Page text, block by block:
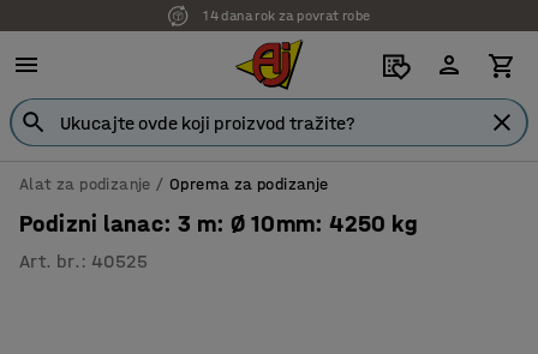
14 dana rok za povrat robe
Alat za podizanje Oprema za podizanje
Podizni lanac: 3 m: Ø 10mm: 4250 kg
Art. br. : 40525